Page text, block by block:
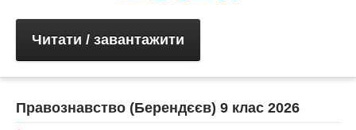
Читати / завантажити
Правознавство (Берендєєв) 9 клас 2026